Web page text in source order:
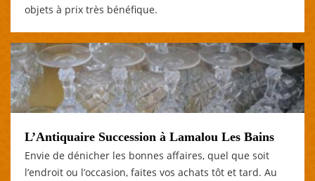
objets à prix très bénéfique.
L’Antiquaire Succession à Lamalou Les Bains
Envie de dénicher les bonnes affaires, quel que soit
l’endroit ou l’occasion, faites vos achats tôt et tard. Au